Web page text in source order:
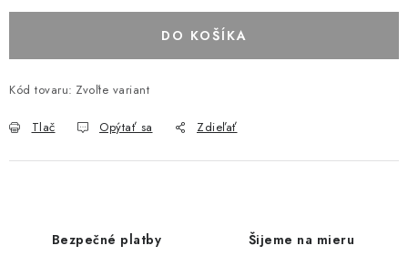
DO KOŠÍKA
Kód tovaru: Zvoľte variant
Tlač Opýtať sa Zdieľať
Bezpečné platby Šijeme na mieru